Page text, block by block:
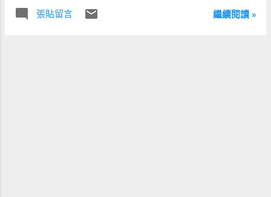
張貼留言 繼續閱讀 »